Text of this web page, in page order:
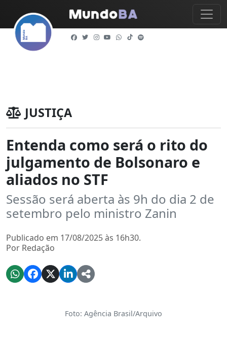
JUSTIÇA
Entenda como será o rito do
julgamento de Bolsonaro e
aliados no STF
Sessão será aberta às 9h do dia 2 de
setembro pelo ministro Zanin
Publicado em 17/08/2025 às 16h30.
Por Redação
Foto: Agência Brasil/Arquivo